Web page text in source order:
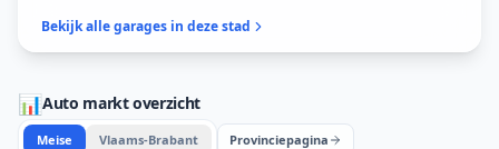
Bekijk alle garages in deze stad
📊Auto markt overzicht
Meise Vlaams-Brabant Provinciepagina